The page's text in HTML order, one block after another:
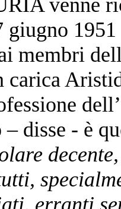
membri
carica
– disse - è
erranti